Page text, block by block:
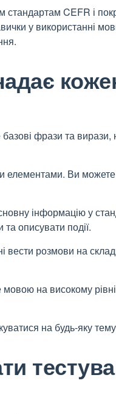
CEFR і
у використанні
фрази та вирази,
елементами. Ви можете
інформацію у
описувати події.
вести розмови на
на високому
на будь-яку